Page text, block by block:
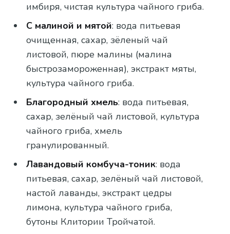
имбиря, чистая культура чайного гриба.
С малиной и мятой: вода питьевая
очищенная, сахар, зёленый чай
листовой, пюре малины (малина
быстрозамороженная), экстракт мяты,
культура чайного гриба.
Благородный хмель: вода питьевая,
сахар, зелёный чай листовой, культура
чайного гриба, хмель
гранулированный.
Лавандовый комбуча-тоник: вода
питьевая, сахар, зелёный чай листовой,
настой лаванды, экстракт цедры
лимона, культура чайного гриба,
бутоны Клитории Тройчатой.